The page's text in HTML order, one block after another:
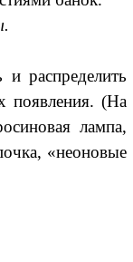
распределить
появления. (На
лампа,
«неоновые